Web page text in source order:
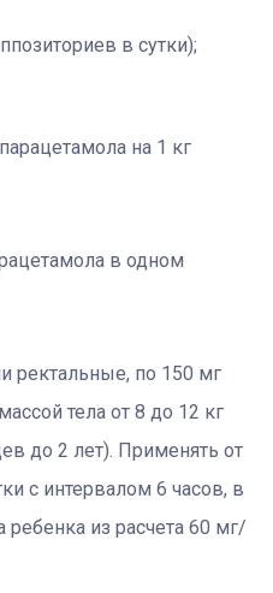
в сутки);
на 1 кг
в одном
ректальные, по 150 мг
тела от 8 до 12 кг
до 2 лет). Применять от
с интервалом 6 часов, в
ребенка из расчета 60 мг/